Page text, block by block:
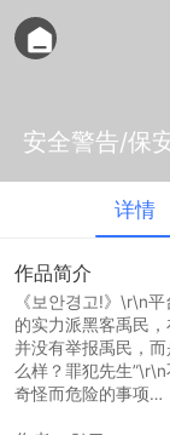
安全警告/保
详情
作品简介
《보안경고!》\r\n
的实力派黑客禹民
并没有举报禹民，
么样？罪犯先生
奇怪而危险的事项…